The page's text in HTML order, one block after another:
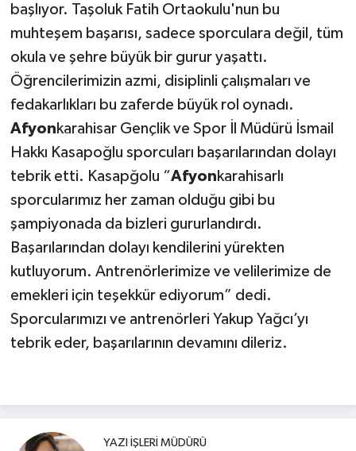
başlıyor. Taşoluk Fatih Ortaokulu'nun bu
muhteşem başarısı, sadece sporculara değil, tüm
okula ve şehre büyük bir gurur yaşattı.
Öğrencilerimizin azmi, disiplinli çalışmaları ve
fedakarlıkları bu zaferde büyük rol oynadı.
Afyon karahisar Gençlik ve Spor İl Müdürü İsmail
Hakkı Kasapoğlu sporcuları başarılarından dolayı
tebrik etti. Kasapğolu “Afyon karahisarlı
sporcularımız her zaman olduğu gibi bu
şampiyonada da bizleri gururlandırdı.
Başarılarından dolayı kendilerini yürekten
kutluyorum. Antrenörlerimize ve velilerimize de
emekleri için teşekkür ediyorum” dedi.
Sporcularımızı ve antrenörleri Yakup Yağcı’yı
tebrik eder, başarılarının devamını dileriz.
YAZI İŞLERI MÜDÜRÜ